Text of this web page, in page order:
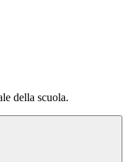
della scuola.